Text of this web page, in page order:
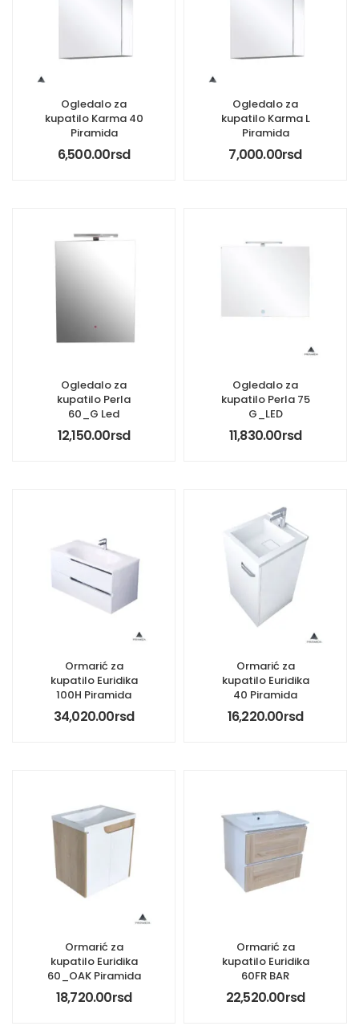
Ogledalo za
kupatilo Karma 40
Piramida
6,500.00rsd
Ogledalo za
kupatilo Karma L
Piramida
7,000.00rsd
Ogledalo za
kupatilo Perla
60_G Led
12,150.00rsd
Ogledalo za
kupatilo Perla 75
G_LED
11,830.00rsd
Ormarić za
kupatilo Euridika
100H Piramida
34,020.00rsd
Ormarić za
kupatilo Euridika
40 Piramida
16,220.00rsd
Ormarić za
kupatilo Euridika
60_OAK Piramida
18,720.00rsd
Ormarić za
kupatilo Euridika
60FR BAR
22,520.00rsd